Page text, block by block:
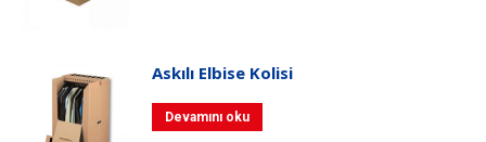
Askılı Elbise Kolisi
Devamını oku